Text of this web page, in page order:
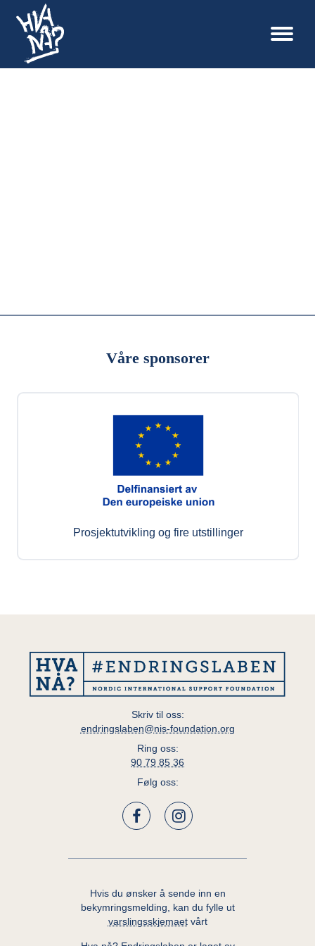
Våre sponsorer
Prosjektutvikling og fire utstillinger
Skriv til oss:
endringslaben@nis-foundation.org
Ring oss:
90 79 85 36
Følg oss:
Hvis du ønsker å sende inn en
bekymringsmelding, kan du fylle ut
varslingsskjemaetvårt